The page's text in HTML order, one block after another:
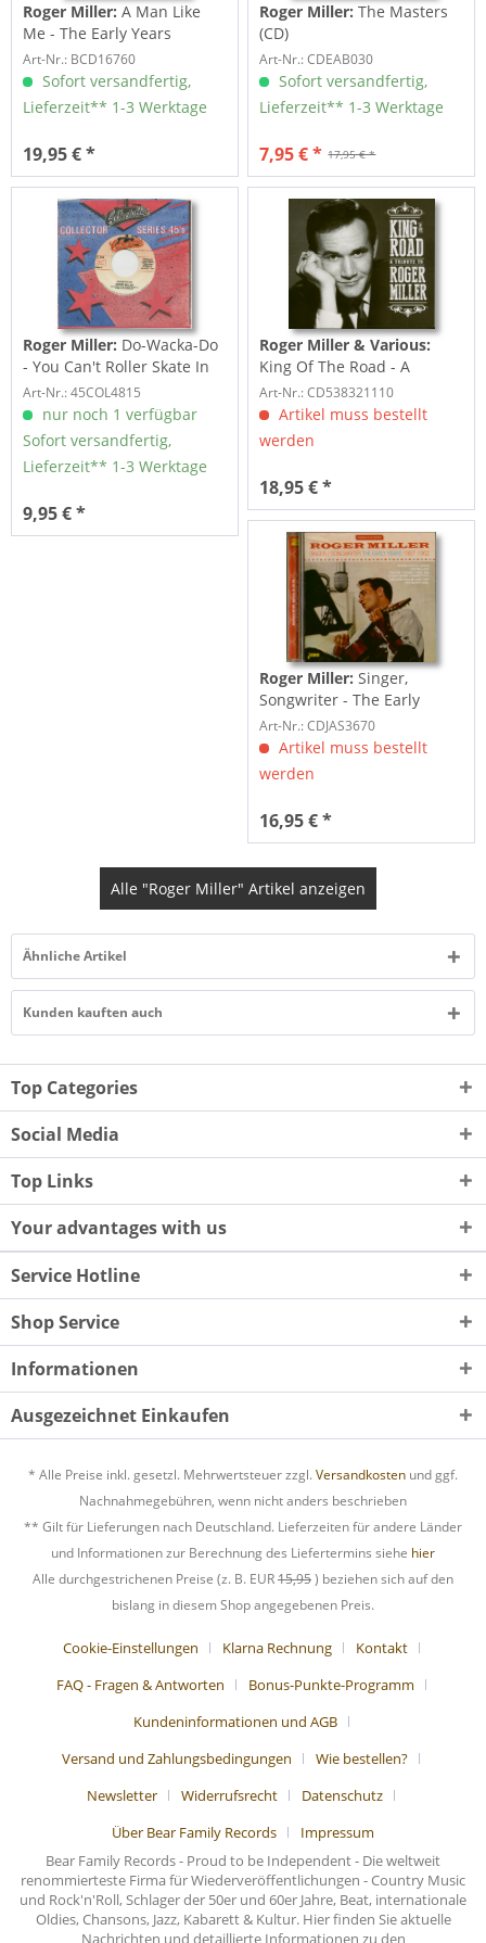
Roger Miller:A Man Like
Me - The Early Years
Art-Nr.: BCD16760
Sofort versandfertig,
Lieferzeit** 1-3 Werktage
19,95 € *
Roger Miller:The Masters
(CD)
Art-Nr.: CDEAB030
Sofort versandfertig,
Lieferzeit** 1-3 Werktage
17,95 € *
7,95 € *
Roger Miller: Do-Wacka-Do
- You Can't Roller Skate In
A...
Art-Nr.: 45COL4815
nur noch 1 verfügbar
Sofort versandfertig,
Lieferzeit** 1-3 Werktage
9,95 € *
Roger Miller & Various:
King Of The Road - A
Tribute To Roger Miller...
Art-Nr.: CD538321110
Artikel muss bestellt
werden
18,95 € *
Roger Miller:Singer,
Songwriter - The Early
Years 1957-1962...
Art-Nr.: CDJAS3670
Artikel muss bestellt
werden
16,95 € *
Alle "Roger Miller" Artikel anzeigen
Ähnliche Artikel
Kunden kauften auch
Top Categories
Social Media
Top Links
Your advantages with us
Service Hotline
Shop Service
Informationen
Ausgezeichnet Einkaufen
* Alle Preise inkl. gesetzl. Mehrwertsteuer zzgl. Versandkosten und ggf.
Nachnahmegebühren, wenn nicht anders beschrieben
** Gilt für Lieferungen nach Deutschland. Lieferzeiten für andere Länder
und Informationen zur Berechnung des Liefertermins siehe hier
Alle durchgestrichenen Preise (z. B. EUR15,95) beziehen sich auf den
bislang in diesem Shop angegebenen Preis.
Cookie-Einstellungen Klarna Rechnung
Kontakt
FAQ - Fragen & Antworten
Bonus-Punkte-Programm
Kundeninformationen und AGB
Versand und Zahlungsbedingungen
Wie bestellen?
Newsletter
Widerrufsrecht
Datenschutz
Über Bear Family Records
Impressum
Bear Family Records - Proud to be Independent - Die weltweit
renommierteste Firma für Wiederveröffentlichungen - Country Music
und Rock'n'Roll, Schlager der 50er und 60er Jahre, Beat, internationale
Oldies, Chansons, Jazz, Kabarett & Kultur. Hier finden Sie aktuelle
Nachrichten und detaillierte Informationen zu den